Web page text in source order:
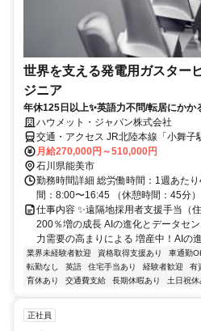
世界を支える発電用ガスター
ジニア
年休125日以上✨英語力不問/転居にかか
ハウメット・ジャパン株式会社
交通・アクセス JR北陸本線「小舞子
月給270,000円～510,000円
石川県能美市
勤務時間詳細 総労働時間：1週あた
間：8:00〜16:45 （休憩時間：45分）
仕事内容 ✨遠隔地採用者支援手当（
200％増の成長 AIの進化とデータセ
力需要の高まりによる 増産中！AIの
業界未経験者歓迎 資格取得支援あり 車通勤
転勤なし
英語 住宅手当あり 経験者歓迎 有
育休あり
交通費支給 長期休暇あり 土日祝休
正社員